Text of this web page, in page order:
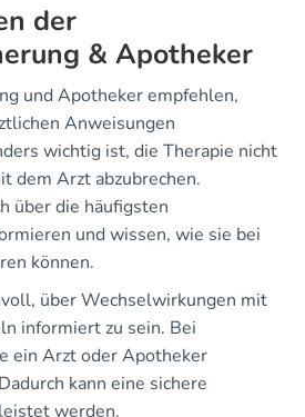
der
& Apotheker
und Apotheker empfehlen,
Anweisungen
wichtig ist, die Therapie nicht
dem Arzt abzubrechen.
über die häufigsten
und wissen, wie sie bei
können.
über Wechselwirkungen mit
informiert zu sein. Bei
ein Arzt oder Apotheker
kann eine sichere
werden.